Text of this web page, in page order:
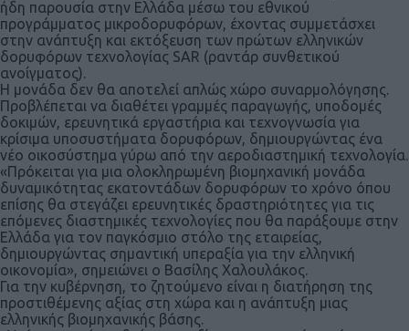
ήδη παρουσία στην Ελλάδα μέσω του εθνικού
προγράμματος μικροδορυφόρων, έχοντας συμμετάσχει
στην ανάπτυξη και εκτόξευση των πρώτων ελληνικών
δορυφόρων τεχνολογίας SAR (ραντάρ συνθετικού
ανοίγματος).
Η μονάδα δεν θα αποτελεί απλώς χώρο συναρμολόγησης.
Προβλέπεται να διαθέτει γραμμές παραγωγής, υποδομές
δοκιμών, ερευνητικά εργαστήρια και τεχνογνωσία για
κρίσιμα υποσυστήματα δορυφόρων, δημιουργώντας ένα
νέο οικοσύστημα γύρω από την αεροδιαστημική τεχνολογία.
«Πρόκειται για μια ολοκληρωμένη βιομηχανική μονάδα
δυναμικότητας εκατοντάδων δορυφόρων το χρόνο όπου
επίσης θα στεγάζει ερευνητικές δραστηριότητες για τις
επόμενες διαστημικές τεχνολογίες που θα παράξουμε στην
Ελλάδα για τον παγκόσμιο στόλο της εταιρείας,
δημιουργώντας σημαντική υπεραξία για την ελληνική
οικονομία», σημειώνει ο Βασίλης Χαλουλάκος.
Για την κυβέρνηση, το ζητούμενο είναι η διατήρηση της
προστιθέμενης αξίας στη χώρα και η ανάπτυξη μιας
ελληνικής βιομηχανικής βάσης.